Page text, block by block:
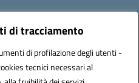
di tracciamento
di profilazione degli utenti -
tecnici necessari al